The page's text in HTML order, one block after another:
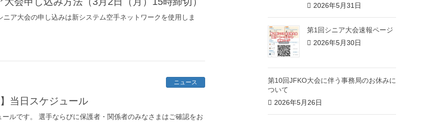
ア大会の申し込みは新システム空手ネットワークを使用しま
ニュース
当日スケジュール
ルです。 選手ならびに保護者・関係者のみなさまはご確認をお
2026年5月31日
第1回シニア大会速報ページ
2026年5月30日
第10回JFKO大会に伴う事務局のお休みに
ついて
2026年5月26日